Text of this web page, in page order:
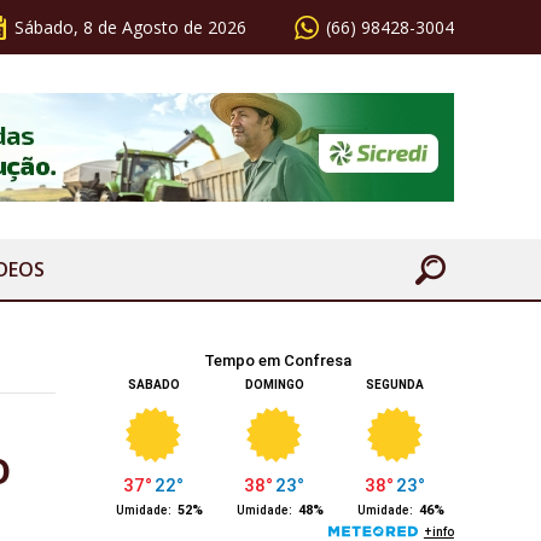
Sábado, 8 de Agosto de 2026 (66) 98428-3004